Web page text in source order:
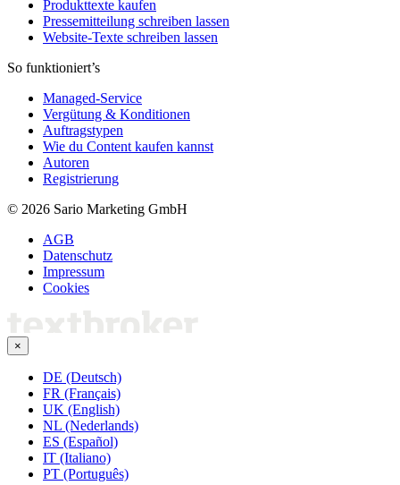
Produkttexte kaufen
Pressemitteilung schreiben lassen
Website-Texte schreiben lassen
So funktioniert’s
Managed-Service
Vergütung & Konditionen
Auftragstypen
Wie du Content kaufen kannst
Autoren
Registrierung
© 2026 Sario Marketing GmbH
AGB
Datenschutz
Impressum
Cookies
×
DE (Deutsch)
FR (Français)
UK (English)
NL (Nederlands)
ES (Español)
IT (Italiano)
PT (Português)